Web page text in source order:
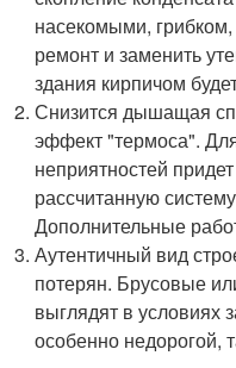
насекомыми,
ремонт и заменить
здания кирпичом
Снизится дышащая
эффект "термоса".
неприятностей
рассчитанную
Дополнительные
Аутентичный вид
потерян. Брусовые
выглядят в условиях
особенно недорогой,